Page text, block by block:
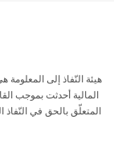
هيئة النّفاذ إلى المعلومة
المتعلّق بالحق في